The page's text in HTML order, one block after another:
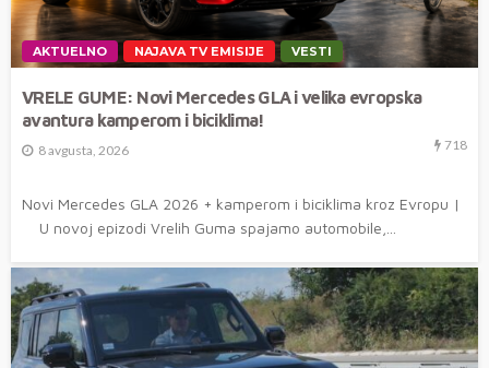
AKTUELNO NAJAVA TV EMISIJE VESTI
VRELE GUME: Novi Mercedes GLA i velika evropska
avantura kamperom i biciklima!
8 avgusta, 2026 718
Novi Mercedes GLA 2026 + kamperom i biciklima kroz Evropu |
U novoj epizodi Vrelih Guma spajamo automobile,...